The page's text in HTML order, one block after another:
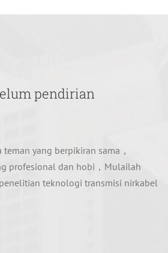
pendirian
yang berpikiran sama，
profesional dan hobi，Mulailah
teknologi transmisi nirkabel